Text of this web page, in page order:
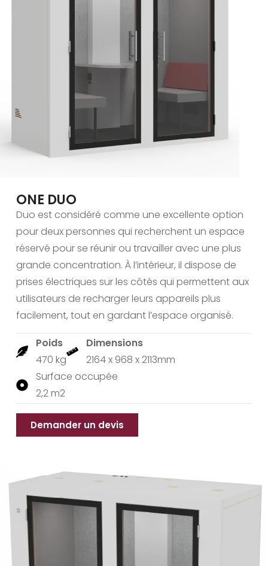
ONE DUO
Duo est considéré comme une excellente option
pour deux personnes qui recherchent un espace
réservé pour se réunir ou travailler avec une plus
grande concentration. À l’intérieur, il dispose de
prises électriques sur les côtés qui permettent aux
utilisateurs de recharger leurs appareils plus
facilement, tout en gardant l’espace organisé.
Poids
470 kg
Dimensions
2164 x 968 x 2113mm
Surface occupée
2,2 m2
Demander un devis